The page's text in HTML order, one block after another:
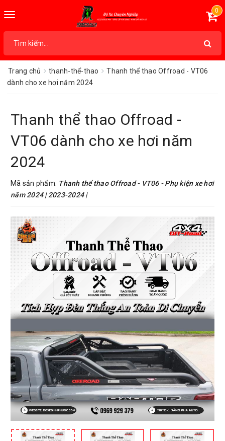
Toggle
0
Trang chủ thanh-thể-thao
Thanh thể thao Offroad - VT06
dành cho xe hơi năm 2024
Thanh thể thao Offroad -
VT06 dành cho xe hơi năm
2024
Mã sản phẩm: Thanh thể thao Offroad - VT06 - Phụ kiện xe hơi
năm 2024 | 2023-2024 |